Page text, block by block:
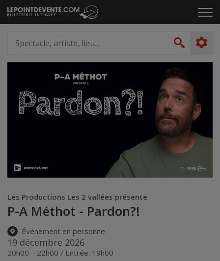
Passer
au
le
artiste,
lieu...
Les Productions Les 2 vallées présente
P-A Méthot - Pardon?!
Événement en personne
19 décembre 2026
20h00 – 22h00 / Entrée: 19h00